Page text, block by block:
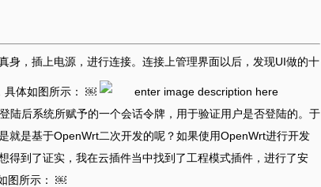
身，插上电源，进行连接。连接上管理界面以后，发现UI做的十
具体如图所示： ￼
陆后系统所赋予的一个会话令牌，用于验证用户是否登陆的。于
就是基于OpenWrt二次开发的呢？如果使用OpenWrt进行开发
得到了证实，我在云插件当中找到了工程模式插件，进行了安
图所示： ￼